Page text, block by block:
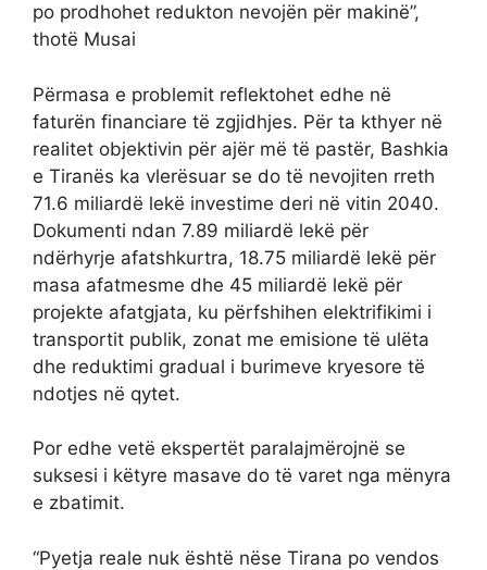
po prodhohet redukton nevojën për makinë”,
thotë Musai
Përmasa e problemit reflektohet edhe në
faturën financiare të zgjidhjes. Për ta kthyer në
realitet objektivin për ajër më të pastër, Bashkia
e Tiranës ka vlerësuar se do të nevojiten rreth
71.6 miliardë lekë investime deri në vitin 2040.
Dokumenti ndan 7.89 miliardë lekë për
ndërhyrje afatshkurtra, 18.75 miliardë lekë për
masa afatmesme dhe 45 miliardë lekë për
projekte afatgjata, ku përfshihen elektrifikimi i
transportit publik, zonat me emisione të ulëta
dhe reduktimi gradual i burimeve kryesore të
ndotjes në qytet.
Por edhe vetë ekspertët paralajmërojnë se
suksesi i këtyre masave do të varet nga mënyra
e zbatimit.
“Pyetja reale nuk është nëse Tirana po vendos